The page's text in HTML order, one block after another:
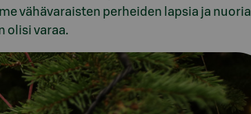
vähävaraisten perheiden lapsia ja nuoria
olisi varaa.